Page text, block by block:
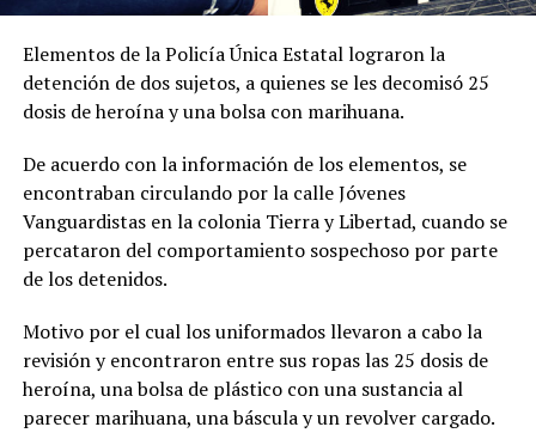
Elementos de la Policía Única Estatal lograron la
detención de dos sujetos, a quienes se les decomisó 25
dosis de heroína y una bolsa con marihuana.
De acuerdo con la información de los elementos, se
encontraban circulando por la calle Jóvenes
Vanguardistas en la colonia Tierra y Libertad, cuando se
percataron del comportamiento sospechoso por parte
de los detenidos.
Motivo por el cual los uniformados llevaron a cabo la
revisión y encontraron entre sus ropas las 25 dosis de
heroína, una bolsa de plástico con una sustancia al
parecer marihuana, una báscula y un revolver cargado.